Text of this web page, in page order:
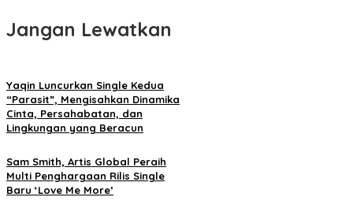
Jangan Lewatkan
Yaqin Luncurkan Single Kedua
“Parasit”, Mengisahkan Dinamika
Cinta, Persahabatan, dan
Lingkungan yang Beracun
Sam Smith, Artis Global Peraih
Multi Penghargaan Rilis Single
Baru ‘Love Me More’